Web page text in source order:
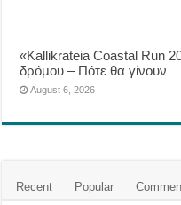
«Kallikrateia Coastal Run
δρόμου – Πότε θα γίνουν
August 6, 2026
Recent Popular